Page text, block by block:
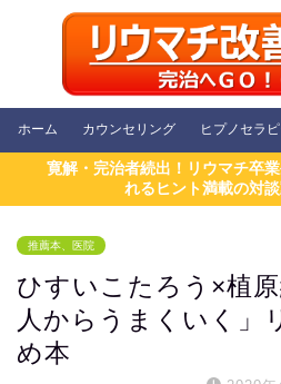
ホーム カウンセリング ヒプノセラ
寛解・完治者続出！リウマチ卒
れるヒント満載の対
推薦本、医院
ひすいこたろう×植
人からうまくいく」
め本